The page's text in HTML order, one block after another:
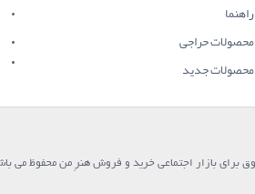
راهنما
محصولات حراجی
محصولات جدید